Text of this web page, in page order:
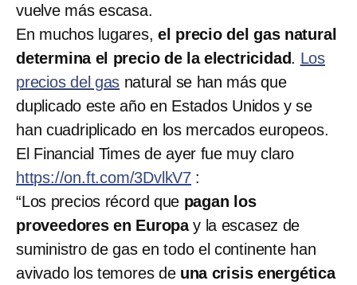
vuelve más escasa.
En muchos lugares, el precio del gas natural
determina el precio de la electricidad. Los
precios del gas natural se han más que
duplicado este año en Estados Unidos y se
han cuadriplicado en los mercados europeos.
El Financial Times de ayer fue muy claro
https://on.ft.com/3DvlkV7 :
“Los precios récord que pagan los
proveedores en Europay la escasez de
suministro de gas en todo el continente han
avivado los temores de una crisis energética